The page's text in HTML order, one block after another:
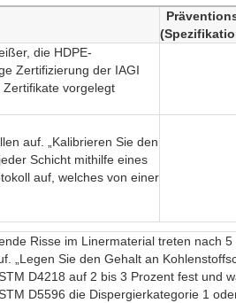
die HDPE-
Zertifizierung der IAGI
vorgelegt
auf. „Kalibrieren Sie den
Schicht mithilfe eines
auf, welches von einer
Risse im Linermaterial treten nach 5
„Legen Sie den Gehalt an
D4218 auf 2 bis 3 Prozent fest und
D5596 die Dispergierkategorie 1